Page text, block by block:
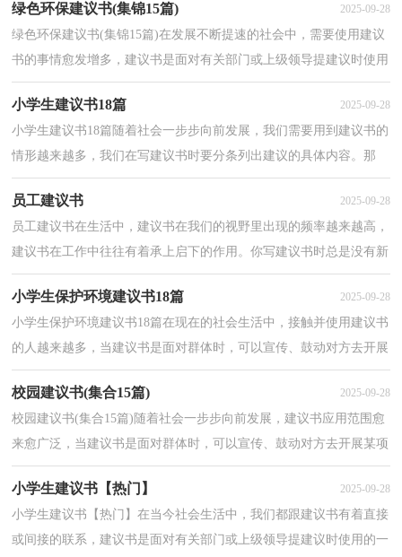
绿色环保建议书(集锦15篇) 2025-09-28
绿色环保建议书(集锦15篇)在发展不断提速的社会中，需要使用建议
书的事情愈发增多，建议书是面对有关部门或上级领导提建议时使用
的一种书面材料，具有较强的文本性特点。还是对建...
小学生建议书18篇 2025-09-28
小学生建议书18篇随着社会一步步向前发展，我们需要用到建议书的
情形越来越多，我们在写建议书时要分条列出建议的具体内容。那
么，怎么去写建议书呢？以下是小编收集整理的小学生建...
员工建议书 2025-09-28
员工建议书在生活中，建议书在我们的视野里出现的频率越来越高，
建议书在工作中往往有着承上启下的作用。你写建议书时总是没有新
意？下面是小编帮大家整理的员工建议书，欢迎大家借...
小学生保护环境建议书18篇 2025-09-28
小学生保护环境建议书18篇在现在的社会生活中，接触并使用建议书
的人越来越多，当建议书是面对群体时，可以宣传、鼓动对方去开展
某项工作或进行某种活动，具有一定的号召性。那么，怎...
校园建议书(集合15篇) 2025-09-28
校园建议书(集合15篇)随着社会一步步向前发展，建议书应用范围愈
来愈广泛，当建议书是面对群体时，可以宣传、鼓动对方去开展某项
工作或进行某种活动，具有一定的号召性。相信许多人...
小学生建议书【热门】 2025-09-28
小学生建议书【热门】在当今社会生活中，我们都跟建议书有着直接
或间接的联系，建议书是面对有关部门或上级领导提建议时使用的一